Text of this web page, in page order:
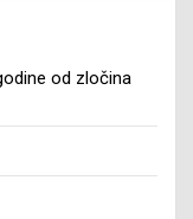
od zločina